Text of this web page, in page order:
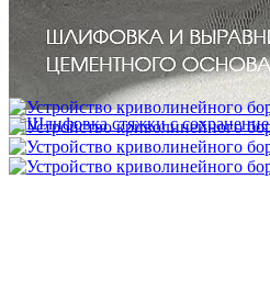
Межслойная шлифовка паркета